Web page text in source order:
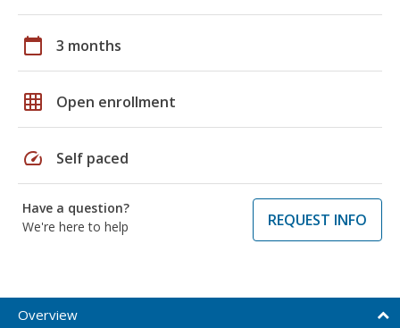
calendar_today 3 months
grid_on Open enrollment
speed Self paced
Have a question?
We're here to help
REQUEST INFO
Overview